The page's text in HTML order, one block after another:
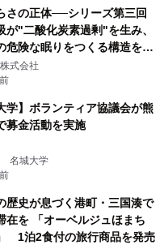
さの正体──シリーズ第三回
が"二酸化炭素過剰"を生み、
危険な眠りをつくる構造を解
式会社
学】ボランティア協議会が熊
募金活動を実施
名城大学
歴史が息づく港町・三国湊で
在を 「オーベルジュほまち
1泊2食付の旅行商品を発売